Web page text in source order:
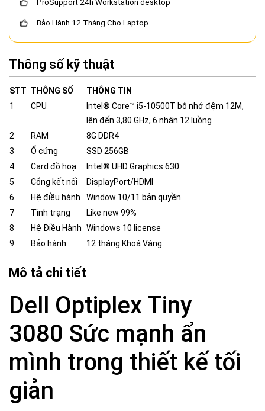
ProSupport 24h Workstation desktop
Bảo Hành 12 Tháng Cho Laptop
Thông số kỹ thuật
STT THÔNG SỐ
THÔNG TIN
1
CPU
Intel® Core™ i5-10500T bộ nhớ đệm 12M,
lên đến 3,80 GHz, 6 nhân 12 luồng
2
RAM
8G DDR4
3
Ổ cứng
SSD 256GB
4
Card đồ hoạ
Intel® UHD Graphics 630
5
Cổng kết nối
DisplayPort/HDMI
6
Hệ điều hành
Window 10/11 bản quyền
7
Tình trạng
Like new 99%
8
Hệ Điều Hành Windows 10 license
9
Bảo hành 12 tháng Khoá Vàng
Mô tả chi tiết
Dell Optiplex Tiny
3080 Sức mạnh ẩn
mình trong thiết kế tối
giản